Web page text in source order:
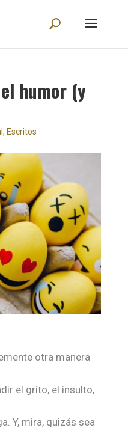
humor (y
, Escritos
otra manera
el grito, el insulto,
Y, mira, quizás sea